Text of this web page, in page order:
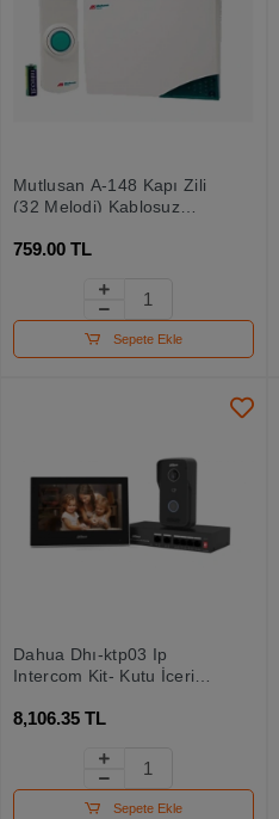
Mutlusan A-148 Kapı Zili
(32 Melodi) Kablosuz
759.00 TL
Sepete Ekle
Dahua Dhı-ktp03 Ip
Intercom Kit- Kutu İçeriği
Ekran +switch)
8,106.35 TL
Sepete Ekle